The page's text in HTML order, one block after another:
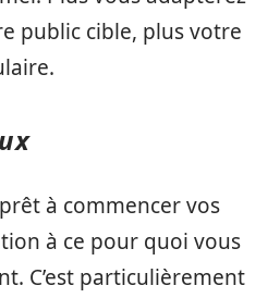
public cible, plus votre
à commencer vos
à ce pour quoi vous
C’est particulièrement